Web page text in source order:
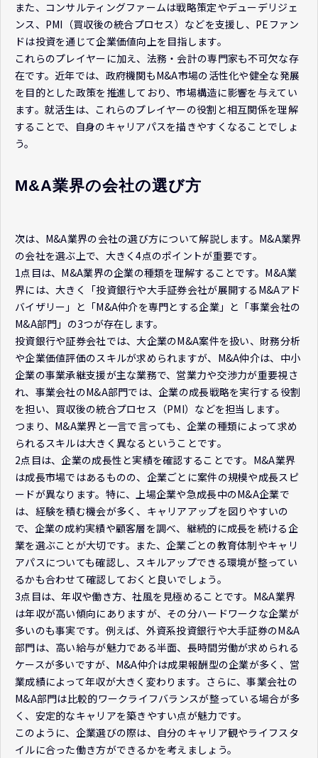
また、コンサルティングファームは戦略策定やデューデリジェ
ンス、PMI（買収後の統合プロセス）などを支援し、PEファン
ドは投資を通じて企業価値向上を目指します。
これらのプレイヤーに加え、法務・会計の専門家も不可欠な存
在です。近年では、政府機関もM&A市場の活性化や健全な発展
を目的とした政策を推進しており、市場構造に影響を与えてい
ます。就活生は、これらのプレイヤーの役割と相互関係を理解
することで、自身のキャリアパスを描きやすくなることでしょ
う。
M&A業界の会社の選び方
次は、M&A業界の会社の選び方について解説します。M&A業界
の会社を選ぶ上で、大きく4点のポイントが重要です。
1点目は、M&A業界の企業の種類を理解することです。M&A業
界には、大きく「投資銀行や大手証券会社が展開するM&Aアド
バイザリー」と「M&A仲介を専門とする企業」と「事業会社の
M&A部門」の3つが存在します。
投資銀行や証券会社では、大企業のM&A案件を扱い、財務分析
や企業価値評価のスキルが求められますが、M&A仲介は、中小
企業の事業承継支援が主な業務で、営業力や交渉力が重要視さ
れ、事業会社のM&A部門では、企業の成長戦略を実行する役割
を担い、買収後の統合プロセス（PMI）などを担当します。
つまり、M&A業界と一言で言っても、企業の種類によって求め
られるスキルは大きく異なるということです。
2点目は、企業の成長性と実績を確認することです。M&A業界
は成長市場ではあるものの、企業ごとに案件の規模や成長スピ
ードが異なります。特に、上場企業や急成長中のM&A企業で
は、経験を積む機会が多く、キャリアアップを図りやすいの
で、企業の成約実績や顧客層を調べ、継続的に成長を続ける企
業を選ぶことが大切です。また、企業ごとの教育体制やキャリ
アパスについても確認し、スキルアップできる環境が整ってい
るかも合わせて確認しておくと良いでしょう。
3点目は、年収や働き方、社風を見極めることです。M&A業界
は年収が高い傾向にありますが、その分ハードワークな企業が
多いのも事実です。例えば、外資系投資銀行や大手証券のM&A
部門は、高い給与が魅力である半面、長時間労働が求められる
ケースが多いですが、M&A仲介は成果報酬型の企業が多く、営
業成績によって年収が大きく変わります。さらに、事業会社の
M&A部門は比較的ワークライフバランスが整っている場合が多
く、安定的なキャリアを築きやすい点が魅力です。
このように、企業選びの際は、自分のキャリア観やライフスタ
イルに合った働き方ができるかを考えましょう。